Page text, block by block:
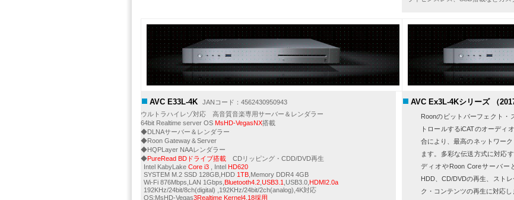
AVC E33L-4K
JANコード：4562430950943
ウルトラハイレゾ対応 高音質音楽専用サーバー＆レンダラー
64bit Realtime server OS MsHD-VegasNX搭載
◆DLNAサーバー＆レンダラー
◆Roon Gateway＆Server
◆HQPLayer NAAレンダラー
◆PureRead BDドライブ搭載 CDリッピング・CDD/DVD再生
Intel KabyLake Core i3 , Intel HD620
SYSTEM M.2 SSD 128GB,HDD 1TB ,Memory DDR4 4GB
Wi-Fi 876Mbps,LAN 1Gbps, Bluetooth4.2 USB3.1 ,USB3.0, HDMI2.0a
192KHz/24bit/8ch(digital) ,192KHz/24bit/2ch(analog),4K対応
OS:MsHD-Vegas3Realtime Kernel4.18採用
AVC Ex3L-4Kシリーズ （
Roonのビットパーフェクト・
トロールするiCATのオーディ
合により、最高のネットワー
ます。多彩な伝送方式に対応す
ディオやRoon Coreサーバー
HDD 、CD/DVDの再生、スト
ク・コンテンツの再生に対応し